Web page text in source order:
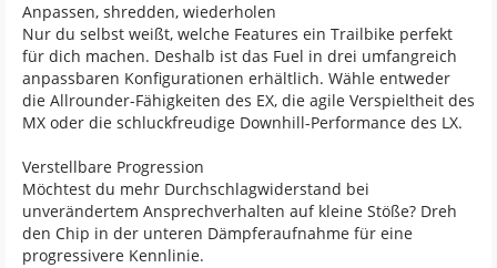
Anpassen, shredden, wiederholen
Nur du selbst weißt, welche Features ein Trailbike perfekt
für dich machen. Deshalb ist das Fuel in drei umfangreich
anpassbaren Konfigurationen erhältlich. Wähle entweder
die Allrounder-Fähigkeiten des EX, die agile Verspieltheit des
MX oder die schluckfreudige Downhill-Performance des LX.
Verstellbare Progression
Möchtest du mehr Durchschlagwiderstand bei
unverändertem Ansprechverhalten auf kleine Stöße? Dreh
den Chip in der unteren Dämpferaufnahme für eine
progressivere Kennlinie.